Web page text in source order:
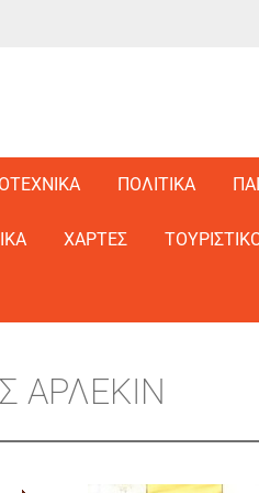
ΠΟΛΙΤΙΚΑ
ΧΑΡΤΕΣ
ΑΡΛΕΚΙΝ